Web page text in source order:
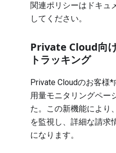
関連ポリシーは ドキュ
してください。
Private Cloud向
トラッキング
Private Cloudのお客様
用量モニタリングペー
た。この新機能により
を監視し、詳細な請求
になります。